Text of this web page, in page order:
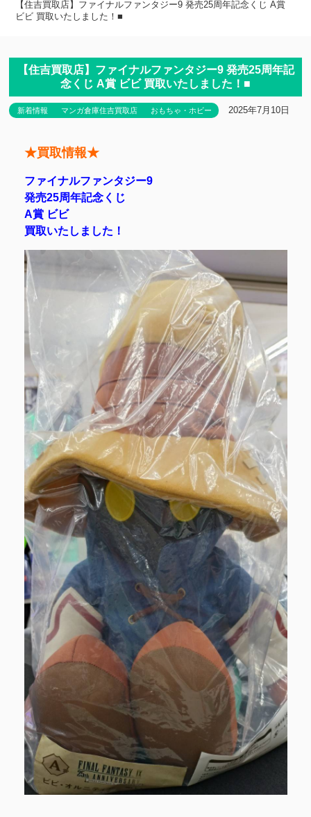
【住吉買取店】ファイナルファンタジー9 発売25周年記念くじ A賞
ビビ 買取いたしました！■
【住吉買取店】ファイナルファンタジー9 発売25周年記
念くじ A賞 ビビ 買取いたしました！■
新着情報 マンガ倉庫住吉買取店 おもちゃ・ホビー 2025年7月10日
★買取情報★
ファイナルファンタジー9
発売25周年記念くじ
A賞 ビビ
買取いたしました！